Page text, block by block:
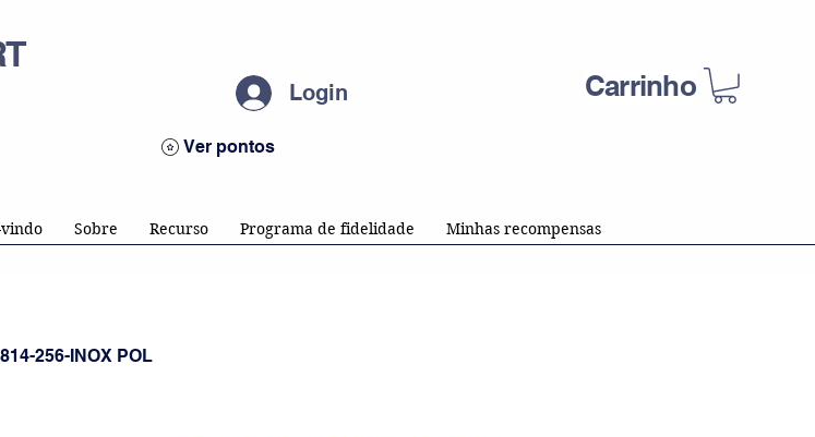
Login Carrinho
Ver pontos
Sobre Recurso Programa de fidelidade Minhas recompensas
256-INOX POL